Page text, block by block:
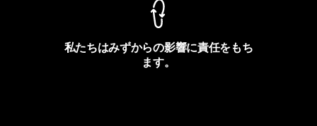
私たちはみずからの影響に責任をもち
ます。